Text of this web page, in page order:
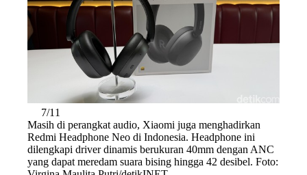
7/11
Masih di perangkat audio, Xiaomi juga menghadirkan
Redmi Headphone Neo di Indonesia. Headphone ini
dilengkapi driver dinamis berukuran 40mm dengan ANC
yang dapat meredam suara bising hingga 42 desibel. Foto: